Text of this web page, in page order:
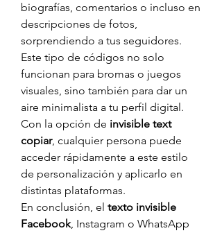
biografías, comentarios o incluso en
descripciones de fotos,
sorprendiendo a tus seguidores.
Este tipo de códigos no solo
funcionan para bromas o juegos
visuales, sino también para dar un
aire minimalista a tu perfil digital.
Con la opción de invisible text
copiar, cualquier persona puede
acceder rápidamente a este estilo
de personalización y aplicarlo en
distintas plataformas.
En conclusión, el texto invisible
Facebook, Instagram o WhatsApp